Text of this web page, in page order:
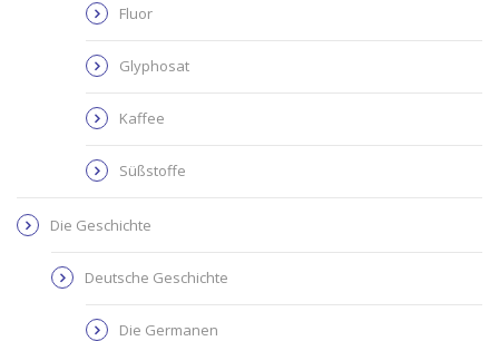
Fluor
Glyphosat
Kaffee
Süßstoffe
Die Geschichte
Deutsche Geschichte
Die Germanen